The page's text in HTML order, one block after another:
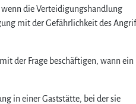
die Verteidigungshandlung
mit der Gefährlichkeit des
der Frage beschäftigen, wann ein
in einer Gaststätte, bei der sie